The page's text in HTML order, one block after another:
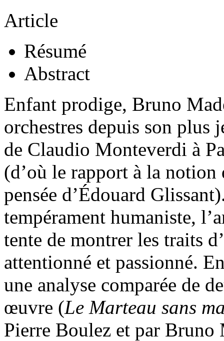
Article
Résumé
Abstract
Enfant prodige, Bruno
orchestres depuis son plus
de Claudio Monteverdi à
(d’où le rapport à la
pensée d’Édouard
tempérament humaniste,
tente de montrer les traits
attentionné et passionné.
une analyse comparée de
œuvre (Le Marteau sans
Pierre Boulez et par Bruno